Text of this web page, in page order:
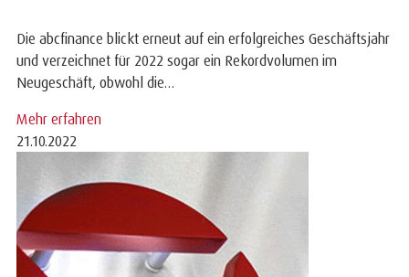
Die abcfinance blickt erneut auf ein erfolgreiches Geschäftsjahr
und verzeichnet für 2022 sogar ein Rekordvolumen im
Neugeschäft, obwohl die…
Mehr erfahren
21.10.2022